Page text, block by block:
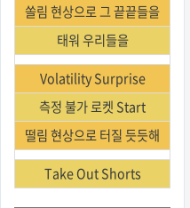
쏠림 현상으로 그 끝끝들을
태워 우리들을
Volatility Surprise
측정 불가 로켓 Start
떨림 현상으로 터질 듯듯해
Take Out Shorts